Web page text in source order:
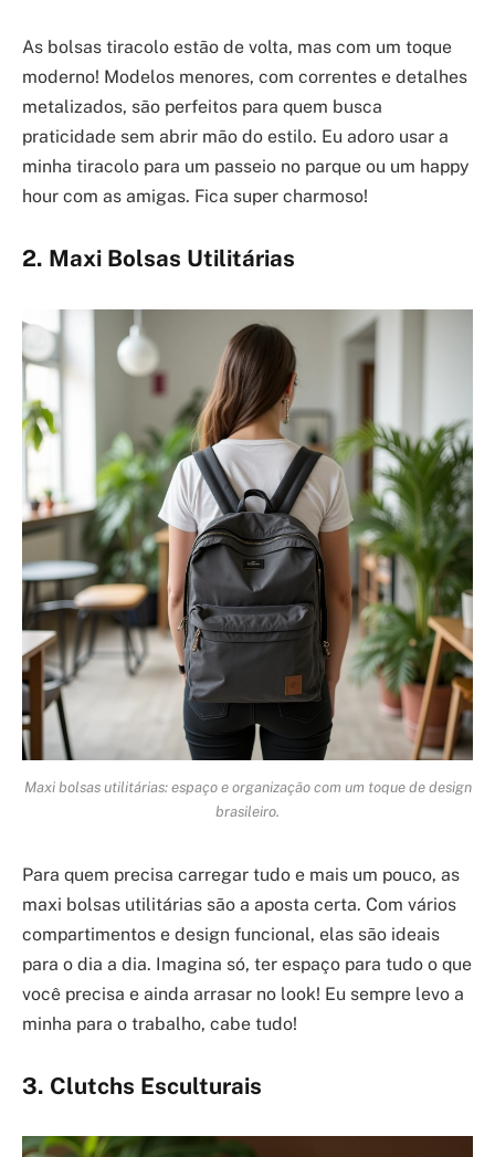
As bolsas tiracolo estão de volta, mas com um toque
moderno! Modelos menores, com correntes e detalhes
metalizados, são perfeitos para quem busca
praticidade sem abrir mão do estilo. Eu adoro usar a
minha tiracolo para um passeio no parque ou um happy
hour com as amigas. Fica super charmoso!
2. Maxi Bolsas Utilitárias
Maxi bolsas utilitárias: espaço e organização com um toque de design
brasileiro.
Para quem precisa carregar tudo e mais um pouco, as
maxi bolsas utilitárias são a aposta certa. Com vários
compartimentos e design funcional, elas são ideais
para o dia a dia. Imagina só, ter espaço para tudo o que
você precisa e ainda arrasar no look! Eu sempre levo a
minha para o trabalho, cabe tudo!
3. Clutchs Esculturais